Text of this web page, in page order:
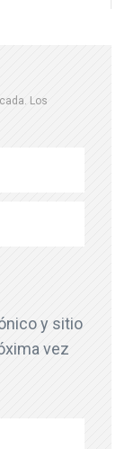
Los
y sitio
vez